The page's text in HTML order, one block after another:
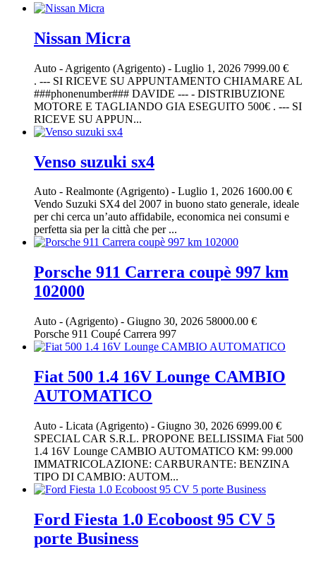
Nissan Micra
Auto - Agrigento (Agrigento) - Luglio 1, 2026 7999.00 €
. --- SI RICEVE SU APPUNTAMENTO CHIAMARE AL
###phonenumber### DAVIDE --- - DISTRIBUZIONE
MOTORE E TAGLIANDO GIA ESEGUITO 500€ . --- SI
RICEVE SU APPUN...
Venso suzuki sx4
Auto - Realmonte (Agrigento) - Luglio 1, 2026 1600.00 €
Vendo Suzuki SX4 del 2007 in buono stato generale, ideale
per chi cerca un’auto affidabile, economica nei consumi e
perfetta sia per la città che per ...
Porsche 911 Carrera coupè 997 km
102000
Auto - (Agrigento) - Giugno 30, 2026 58000.00 €
Porsche 911 Coupé Carrera 997
Fiat 500 1.4 16V Lounge CAMBIO
AUTOMATICO
Auto - Licata (Agrigento) - Giugno 30, 2026 6999.00 €
SPECIAL CAR S.R.L. PROPONE BELLISSIMA Fiat 500
1.4 16V Lounge CAMBIO AUTOMATICO KM: 99.000
IMMATRICOLAZIONE: CARBURANTE: BENZINA
TIPO DI CAMBIO: AUTOM...
Ford Fiesta 1.0 Ecoboost 95 CV 5
porte Business